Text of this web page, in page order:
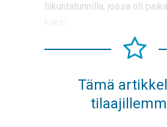
liikuntatunnilla, jossa oli
Tämä